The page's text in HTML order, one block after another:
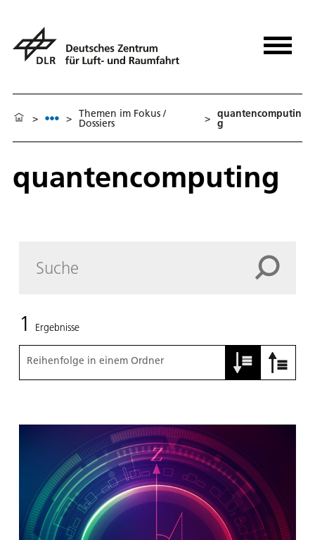
> > Themen im Fokus /
Dossiers > quantencomputin
g
quantencomputing
1 Ergebnisse
Reihenfolge in einem Ordner